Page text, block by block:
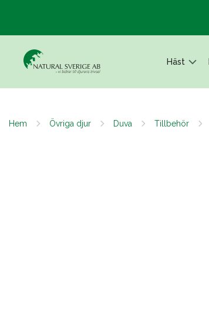
Häst
Hem Övriga djur Duva Tillbehör